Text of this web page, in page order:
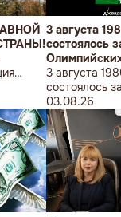
Союз
3 августа
состоялось
3 августа
состоялось
Олимпийских
03.08.26